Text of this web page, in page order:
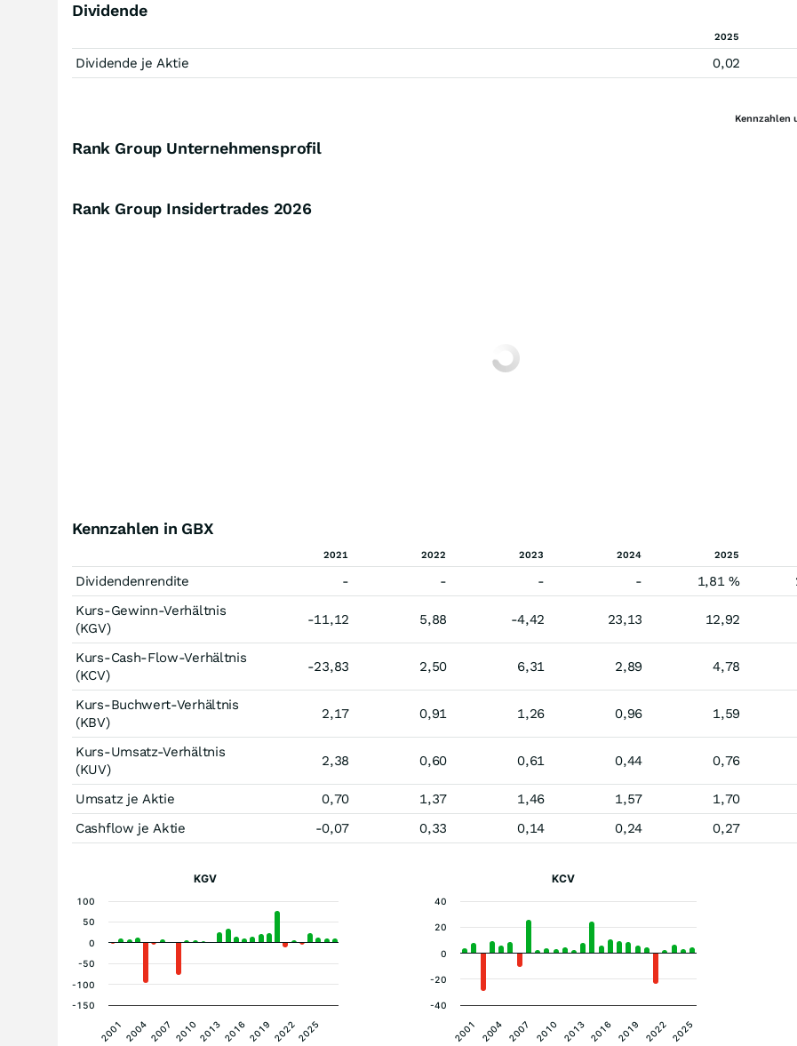
Dividende
2025
Dividende je Aktie 0,02
Kennzahlen
Rank Group Unternehmensprofil
Rank Group Insidertrades 2026
Kennzahlen in GBX
2021 2022 2023 2024 2025
Dividendenrendite - - - - 1,81 %
Kurs-Gewinn-Verhältnis
(KGV)
-11,12 5,88 -4,42 23,13 12,92
Kurs-Cash-Flow-Verhältnis
(KCV)
-23,83 2,50 6,31 2,89 4,78
Kurs-Buchwert-Verhältnis
(KBV)
2,17 0,91 1,26 0,96 1,59
Kurs-Umsatz-Verhältnis
(KUV)
2,38 0,60 0,61 0,44 0,76
Umsatz je Aktie 0,70 1,37 1,46 1,57
1,70
Cashflow je Aktie
-0,07 0,33 0,14 0,24 0,27
KGV
2001 20042007 2010201320162019 20222025
-150
-100
-50
0
50
100
KCV
2001 2004 2007 2010 2013 2016 2019 2022 2025
-40
-20
0
20
40